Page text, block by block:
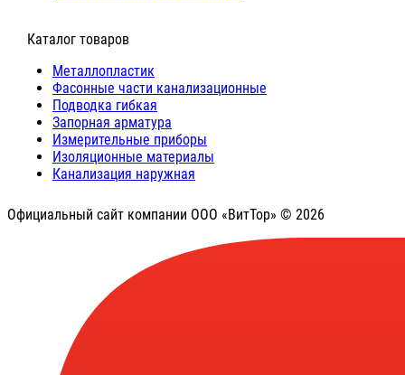
⠀Каталог товаров
Металлопластик
Фасонные части канализационные
Подводка гибкая
Запорная арматура
Измерительные приборы
Изоляционные материалы
Канализация наружная
Официальный сайт компании ООО «ВитТор» © 2026